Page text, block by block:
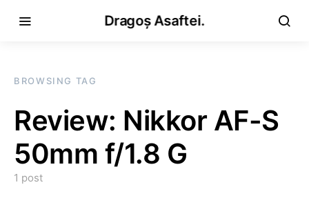
Dragoș Asaftei.
BROWSING TAG
Review: Nikkor AF-S
50mm f/1.8 G
1 post